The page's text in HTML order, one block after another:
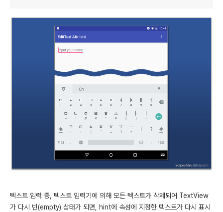
텍스트 입력 중, 텍스트 입력기에 의해 모든 텍스트가 삭제되어 TextView
가 다시 빈(empty) 상태가 되면, hint에 속성에 지정한 텍스트가 다시 표시